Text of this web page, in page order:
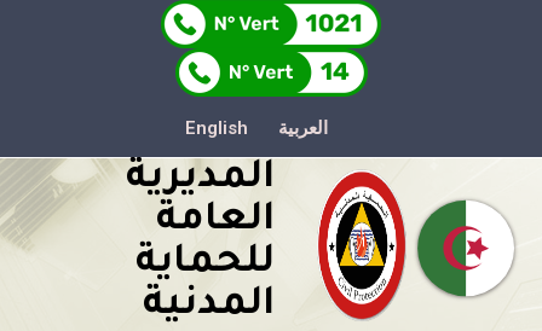
العربية English
المديرية
العامة
للحماية
المدنية